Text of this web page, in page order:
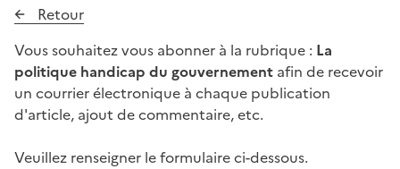
Retour
Vous souhaitez vous abonner à la rubrique : La
politique handicap du gouvernement afin de recevoir
un courrier électronique à chaque publication
d'article, ajout de commentaire, etc.
Veuillez renseigner le formulaire ci-dessous.